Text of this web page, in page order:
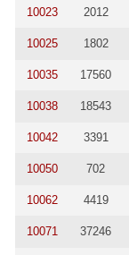
10023 2012
10025 1802
10035 17560
10038 18543
10042 3391
10050 702
10062 4419
10071 37246